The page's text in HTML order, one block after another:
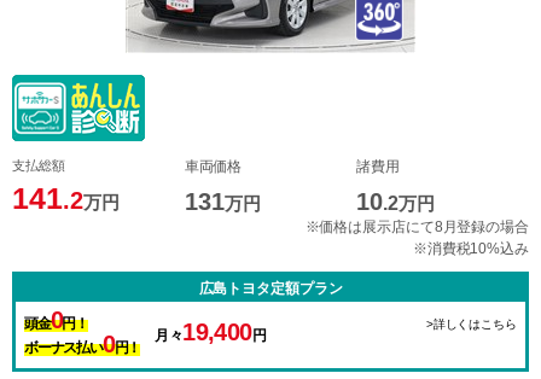
支払総額
141.2万円
車両価格
131万円
諸費用
10.2万円
※価格は展示店にて8月登録の場合
※消費税10%込み
広島トヨタ定額プラン
頭金0円！
ボーナス払い0円！
月々19,400円
>詳しくはこちら